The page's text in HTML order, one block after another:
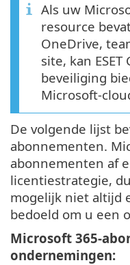
Als uw
resource
OneDrive,
site, kan
beveiliging
Microsoft-
De volgende lijst
abonnementen.
abonnementen af
licentiestrategie,
mogelijk niet altijd
bedoeld om u een
Microsoft 365-
ondernemingen: